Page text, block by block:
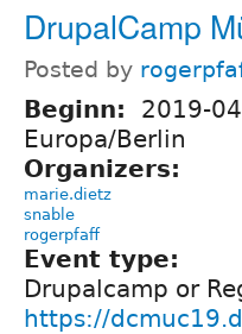
DrupalCamp
Posted by
Beginn: 2019-
Europa/Berlin
Organizers:
marie.dietz
snable
rogerpfaff
Event type:
Drupalcamp or
https://